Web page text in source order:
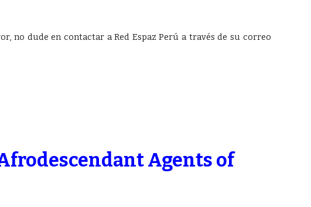
no dude en contactar a Red Espaz Perú a través de su correo
Agents of